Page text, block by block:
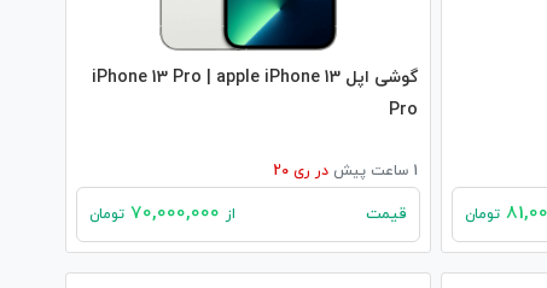
تومان
گوشی اپل iPhone 13 Pro | apple iPhone 13
Pro
1 ساعت پیش در ری 20
قیمت از تومان